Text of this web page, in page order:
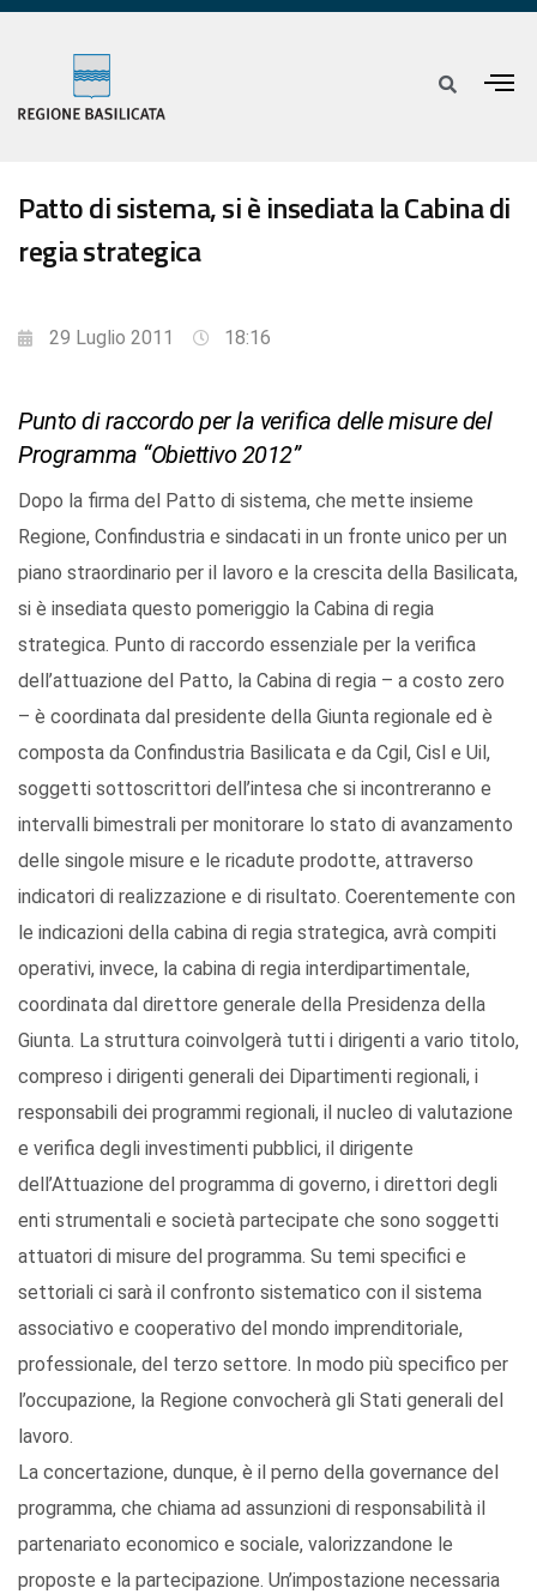
Patto di sistema, si è insediata la Cabina di
regia strategica
29 Luglio 2011 18:16
Punto di raccordo per la verifica delle misure del
Programma “Obiettivo 2012”
Dopo la firma del Patto di sistema, che mette insieme
Regione, Confindustria e sindacati in un fronte unico per un
piano straordinario per il lavoro e la crescita della Basilicata,
si è insediata questo pomeriggio la Cabina di regia
strategica. Punto di raccordo essenziale per la verifica
dell’attuazione del Patto, la Cabina di regia – a costo zero
– è coordinata dal presidente della Giunta regionale ed è
composta da Confindustria Basilicata e da Cgil, Cisl e Uil,
soggetti sottoscrittori dell’intesa che si incontreranno e
intervalli bimestrali per monitorare lo stato di avanzamento
delle singole misure e le ricadute prodotte, attraverso
indicatori di realizzazione e di risultato. Coerentemente con
le indicazioni della cabina di regia strategica, avrà compiti
operativi, invece, la cabina di regia interdipartimentale,
coordinata dal direttore generale della Presidenza della
Giunta. La struttura coinvolgerà tutti i dirigenti a vario titolo,
compreso i dirigenti generali dei Dipartimenti regionali, i
responsabili dei programmi regionali, il nucleo di valutazione
e verifica degli investimenti pubblici, il dirigente
dell’Attuazione del programma di governo, i direttori degli
enti strumentali e società partecipate che sono soggetti
attuatori di misure del programma. Su temi specifici e
settoriali ci sarà il confronto sistematico con il sistema
associativo e cooperativo del mondo imprenditoriale,
professionale, del terzo settore. In modo più specifico per
l’occupazione, la Regione convocherà gli Stati generali del
lavoro.
La concertazione, dunque, è il perno della governance del
programma, che chiama ad assunzioni di responsabilità il
partenariato economico e sociale, valorizzandone le
proposte e la partecipazione. Un’impostazione necessaria